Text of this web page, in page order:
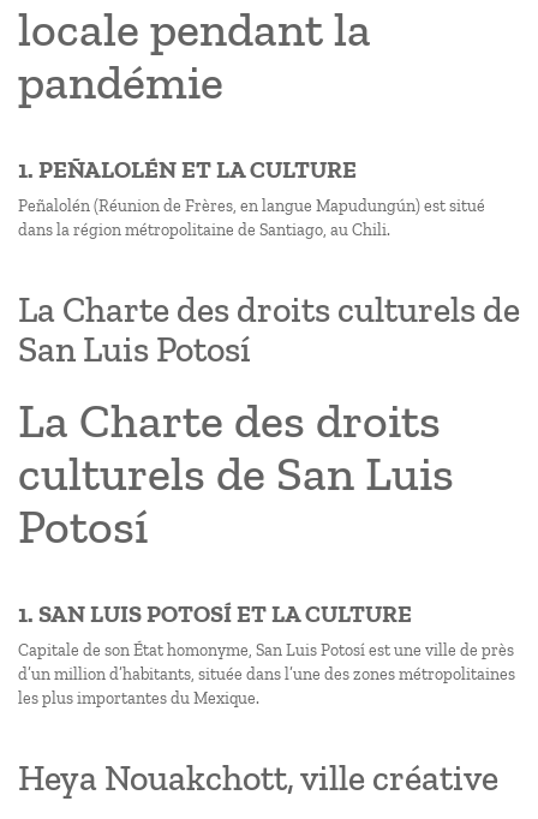
locale pendant la
pandémie
1. PEÑALOLÉN ET LA CULTURE
Peñalolén (Réunion de Frères, en langue Mapudungún) est situé
dans la région métropolitaine de Santiago, au Chili.
La Charte des droits culturels de
San Luis Potosí
La Charte des droits
culturels de San Luis
Potosí
1. SAN LUIS POTOSÍ ET LA CULTURE
Capitale de son État homonyme, San Luis Potosí est une ville de près
d’un million d’habitants, située dans l’une des zones métropolitaines
les plus importantes du Mexique.
Heya Nouakchott, ville créative